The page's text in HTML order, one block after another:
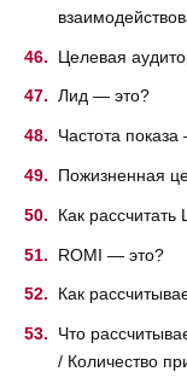
Целевая
Лид — это?
Частота
Пожизненная
Как рассчитать
ROMI — это?
Как
Что
/ Количество